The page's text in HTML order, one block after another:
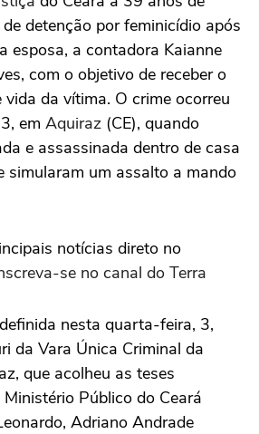
detenção por feminicídio após
esposa, a contadora Kaianne
com o objetivo de receber o
da vítima. O crime ocorreu
em Aquiraz (CE), quando
e assassinada dentro de casa
simularam um assalto a mando
notícias direto no
se no canal do Terra
nesta quarta-feira, 3,
da Vara Única Criminal da
que acolheu as teses
Público do Ceará
Adriano Andrade